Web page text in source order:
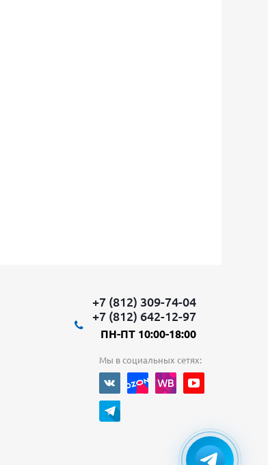
+7 (812) 309-74-04
+7 (812) 642-12-97
ПН-ПТ 10:00-18:00
Мы в социальных сетях: